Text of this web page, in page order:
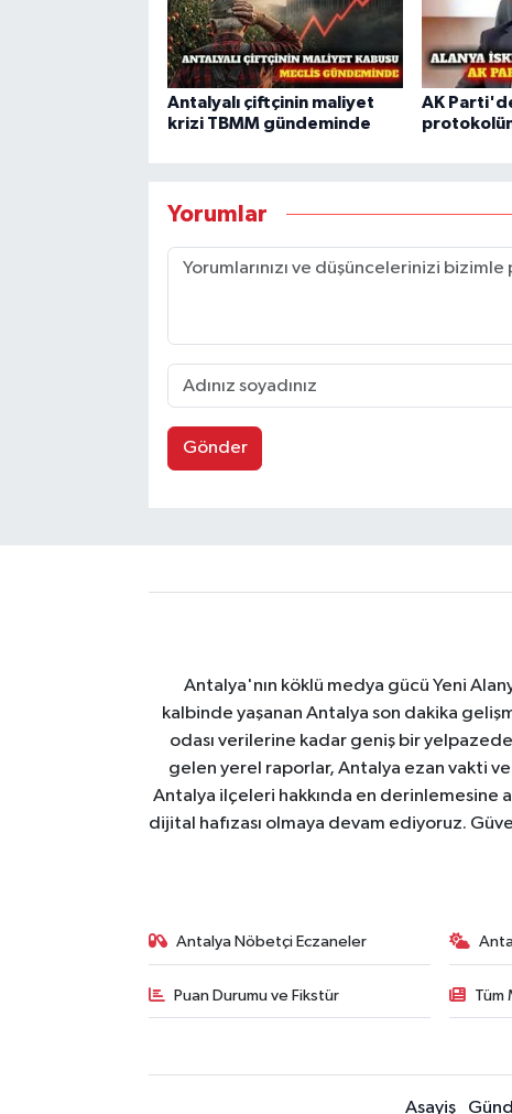
Antalyalı çiftçinin maliyet
krizi TBMM gündeminde
AK
Yorumlar
Gönder
Antalya'nın köklü medya gücü Yeni
kalbinde yaşanan Antalya son dakika
odası verilerine kadar geniş bir
gelen yerel raporlar, Antalya ezan vakti
Antalya ilçeleri hakkında en derinlemesine
dijital hafızası olmaya devam ediyoruz.
Antalya Nöbetçi Eczaneler
Puan Durumu ve Fikstür Tüm
Asayiş